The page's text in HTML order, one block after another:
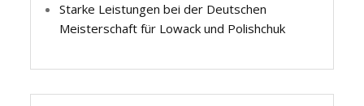
Starke Leistungen bei der Deutschen
Meisterschaft für Lowack und Polishchuk